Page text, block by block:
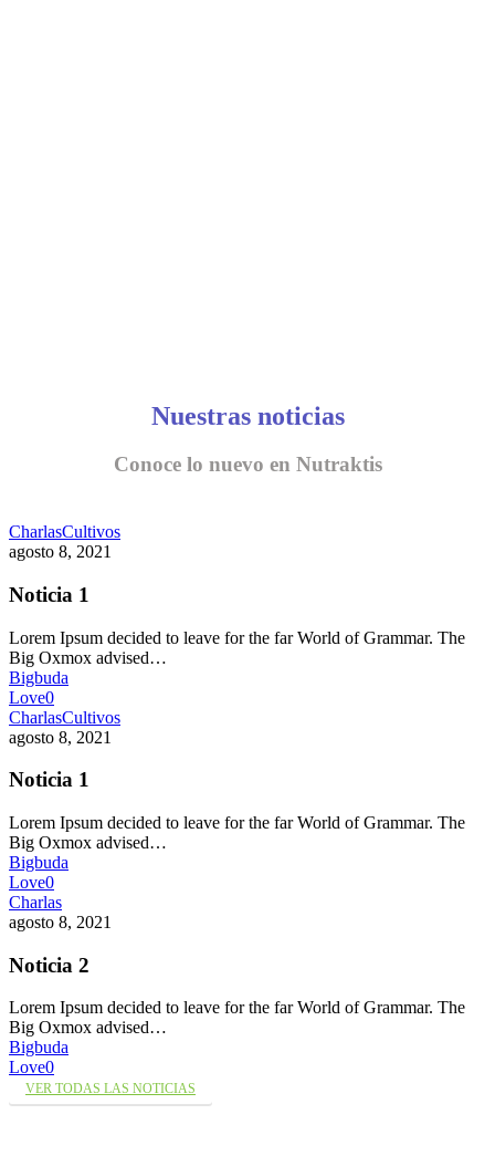
Nuestras noticias
Conoce lo nuevo en Nutraktis
CharlasCultivos
agosto 8, 2021
Noticia 1
Lorem Ipsum decided to leave for the far World of Grammar. The
Big Oxmox advised…
Bigbuda
Love0
CharlasCultivos
agosto 8, 2021
Noticia 1
Lorem Ipsum decided to leave for the far World of Grammar. The
Big Oxmox advised…
Bigbuda
Love0
Charlas
agosto 8, 2021
Noticia 2
Lorem Ipsum decided to leave for the far World of Grammar. The
Big Oxmox advised…
Bigbuda
Love0
VER TODAS LAS NOTICIAS